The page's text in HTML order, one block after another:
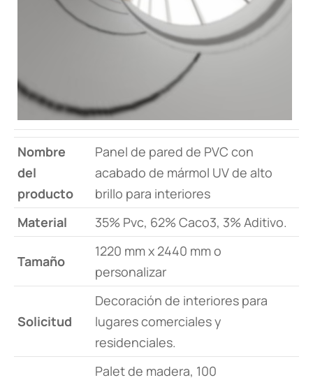
Nombre
del
producto
Panel de pared de PVC con
acabado de mármol UV de alto
brillo para interiores
Material
35% Pvc, 62% Caco3, 3% Aditivo.
Tamaño
1220 mm x 2440 mm o
personalizar
Solicitud
Decoración de interiores para
lugares comerciales y
residenciales.
Palet de madera, 100